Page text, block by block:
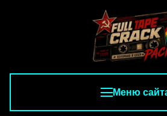
Меню